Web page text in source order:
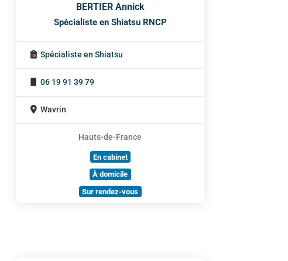
BERTIER Annick
Spécialiste en Shiatsu RNCP
Spécialiste en Shiatsu
06 19 91 39 79
Wavrin
Hauts-de-France
En cabinet
À domicile
Sur rendez-vous